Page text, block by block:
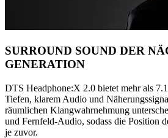
SURROUND SOUND DER
GENERATION
DTS Headphone:X 2.0 bietet mehr als
Tiefen, klarem Audio und
räumlichen Klangwahrnehmung
und Fernfeld-Audio, sodass die Position
je zuvor.